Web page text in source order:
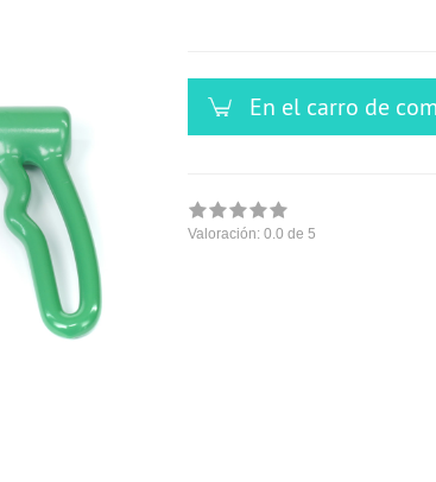
En el carro de
Valoración: 0.0 de 5